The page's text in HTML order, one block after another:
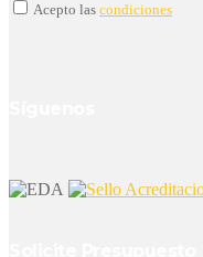
Acepto las condiciones